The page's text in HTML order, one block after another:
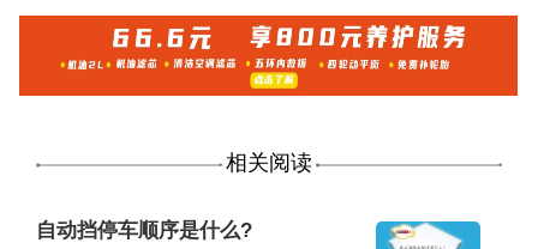
相关阅读
自动挡停车顺序是什么?